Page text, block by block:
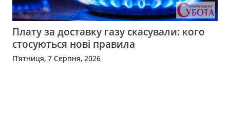
Плату за доставку газу скасували: кого
стосуються нові правила
П’ятниця, 7 Серпня, 2026